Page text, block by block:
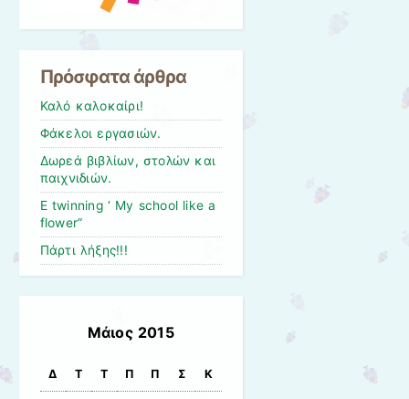
Πρόσφατα άρθρα
Καλό καλοκαίρι!
Φάκελοι εργασιών.
Δωρεά βιβλίων, στολών και
παιχνιδιών.
E twinning ‘ My school like a
flower”
Πάρτι λήξης!!!
Μάιος 2015
Δ Τ Τ Π Π Σ Κ